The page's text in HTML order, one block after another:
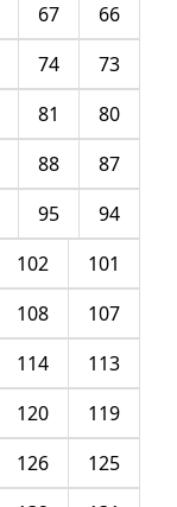
66
67
73
74
80
81
87
88
94
95
101
102
107
108
113
114
119
120
125
126